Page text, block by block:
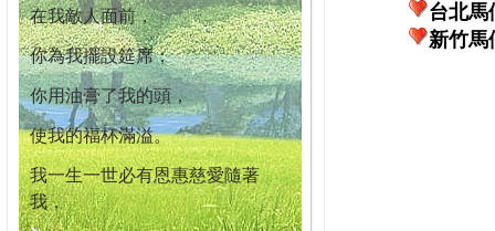
在我敵人面前，
你為我擺設筵席；
你用油膏了我的頭，
使我的福杯滿溢。
我一生一世必有恩惠慈愛隨著
我，
台北馬
新竹馬